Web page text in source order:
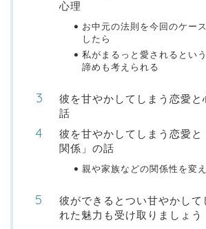
心理
お中元の法則を今回のケー
したら
私がまるっと愛されるとい
諦めも考えられる
彼を甘やかしてしまう恋愛と
話
彼を甘やかしてしまう恋愛と
関係」の話
親や家族などの関係性を変
彼ができるとつい甘やかして
れた魅力も受け取りましょう